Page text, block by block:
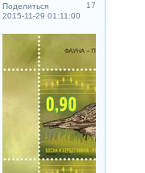
Поделиться
17
2015-11-29 01:11:00